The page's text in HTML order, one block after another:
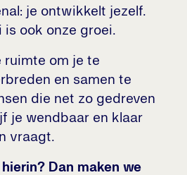
je ontwikkelt jezelf.
is ook onze groei.
ruimte om je te
en samen te
die net zo gedreven
je wendbaar en klaar
vraagt.
Dan maken we